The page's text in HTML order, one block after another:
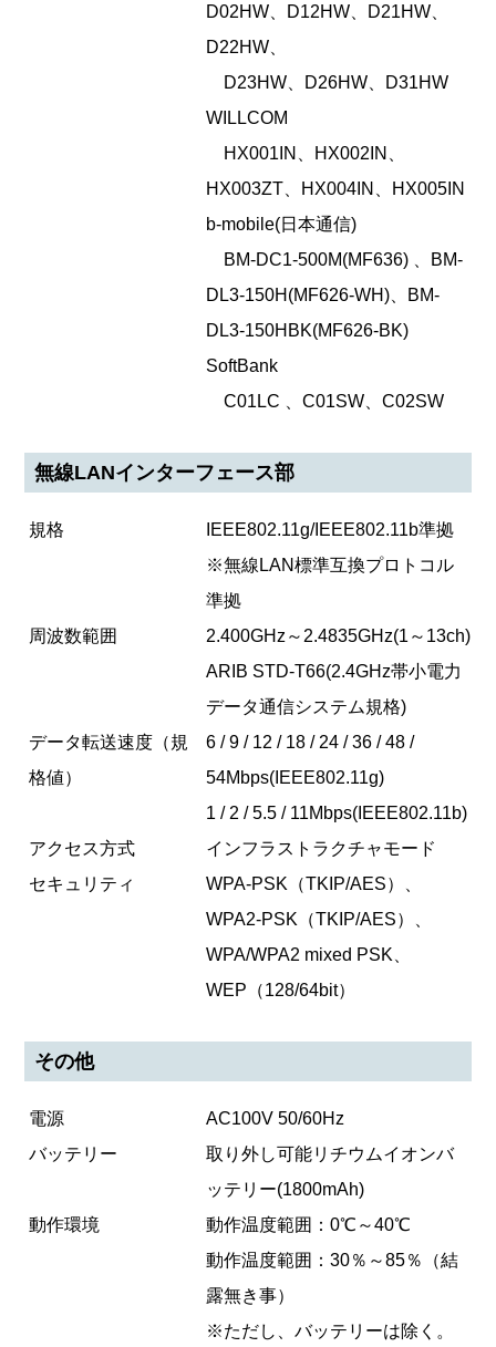
D02HW、D12HW、D21HW、
D22HW、
D23HW、D26HW、D31HW
WILLCOM
HX001IN、HX002IN、
HX003ZT、HX004IN、HX005IN
b-mobile(日本通信)
BM-DC1-500M(MF636) 、BM-
DL3-150H(MF626-WH)、BM-
DL3-150HBK(MF626-BK)
SoftBank
C01LC 、C01SW、C02SW
無線LANインターフェース部
規格
IEEE802.11g/IEEE802.11b準拠
※無線LAN標準互換プロトコル
準拠
周波数範囲
2.400GHz～2.4835GHz(1～13ch)
ARIB STD-T66(2.4GHz帯小電力
データ通信システム規格)
データ転送速度（規
格値）
6 / 9 / 12 / 18 / 24 / 36 / 48 /
54Mbps(IEEE802.11g)
1 / 2 / 5.5 / 11Mbps(IEEE802.11b)
アクセス方式
インフラストラクチャモード
セキュリティ
WPA-PSK（TKIP/AES）、
WPA2-PSK（TKIP/AES）、
WPA/WPA2 mixed PSK、
WEP（128/64bit）
その他
電源
AC100V 50/60Hz
バッテリー
取り外し可能リチウムイオンバ
ッテリー(1800mAh)
動作環境
動作温度範囲：0℃～40℃
動作温度範囲：30％～85％（結
露無き事）
※ただし、バッテリーは除く。